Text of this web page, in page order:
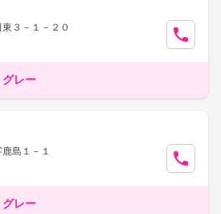
３－１－２０
レー
島１－１
レー